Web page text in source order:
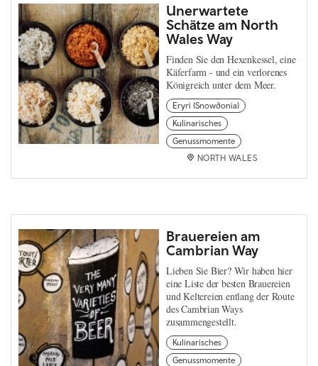
Unerwartete
Schätze am North
Wales Way
Finden Sie den Hexenkessel, eine
Käferfarm - und ein verlorenes
Königreich unter dem Meer.
Eryri (Snowdonia)
Kulinarisches
Genussmomente
NORTH WALES
Brauereien am
Cambrian Way
Lieben Sie Bier? Wir haben hier
eine Liste der besten Brauereien
und Keltereien entlang der Route
des Cambrian Ways
zusammengestellt.
Kulinarisches
Genussmomente